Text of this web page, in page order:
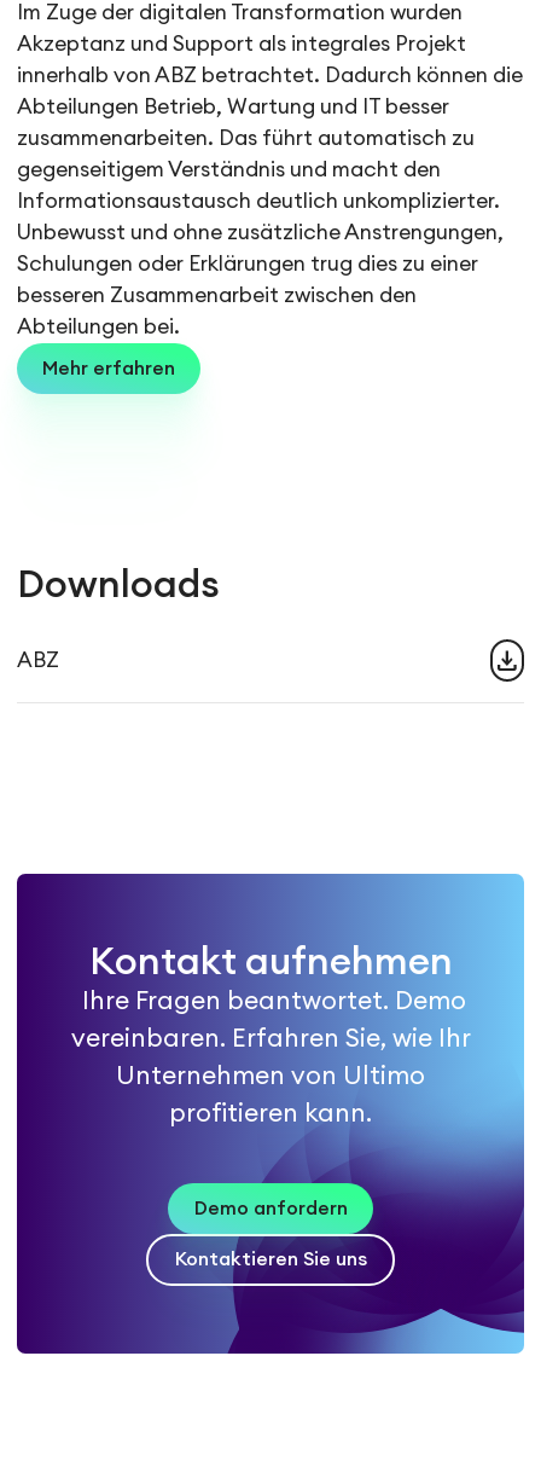
Im Zuge der digitalen Transformation wurden
Akzeptanz und Support als integrales Projekt
innerhalb von ABZ betrachtet. Dadurch können die
Abteilungen Betrieb, Wartung und IT besser
zusammenarbeiten. Das führt automatisch zu
gegenseitigem Verständnis und macht den
Informationsaustausch deutlich unkomplizierter.
Unbewusst und ohne zusätzliche Anstrengungen,
Schulungen oder Erklärungen trug dies zu einer
besseren Zusammenarbeit zwischen den
Abteilungen bei.
Mehr erfahren
Downloads
ABZ download
Kontakt aufnehmen
Ihre Fragen beantwortet. Demo
vereinbaren. Erfahren Sie, wie Ihr
Unternehmen von Ultimo
profitieren kann.
Demo anfordern
Kontaktieren Sie uns